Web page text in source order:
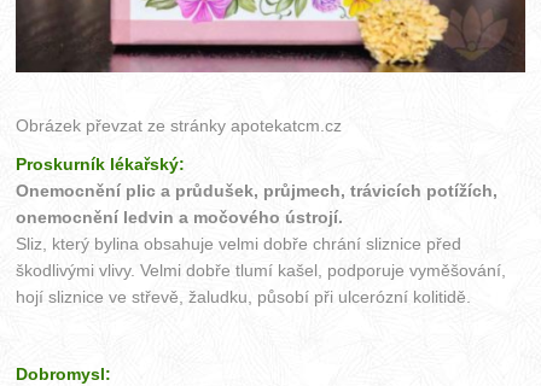
Obrázek převzat ze stránkyapotekatcm.cz
Proskurník lékařský:
Onemocnění plic a průdušek, průjmech, trávicích potížích,
onemocnění ledvin a močového ústrojí.
Sliz, který bylina obsahuje velmi dobře chrání sliznice před
škodlivými vlivy. Velmi dobře tlumí kašel, podporuje vyměšování,
hojí sliznice ve střevě, žaludku, působí při ulcerózní kolitidě.
Dobromysl: